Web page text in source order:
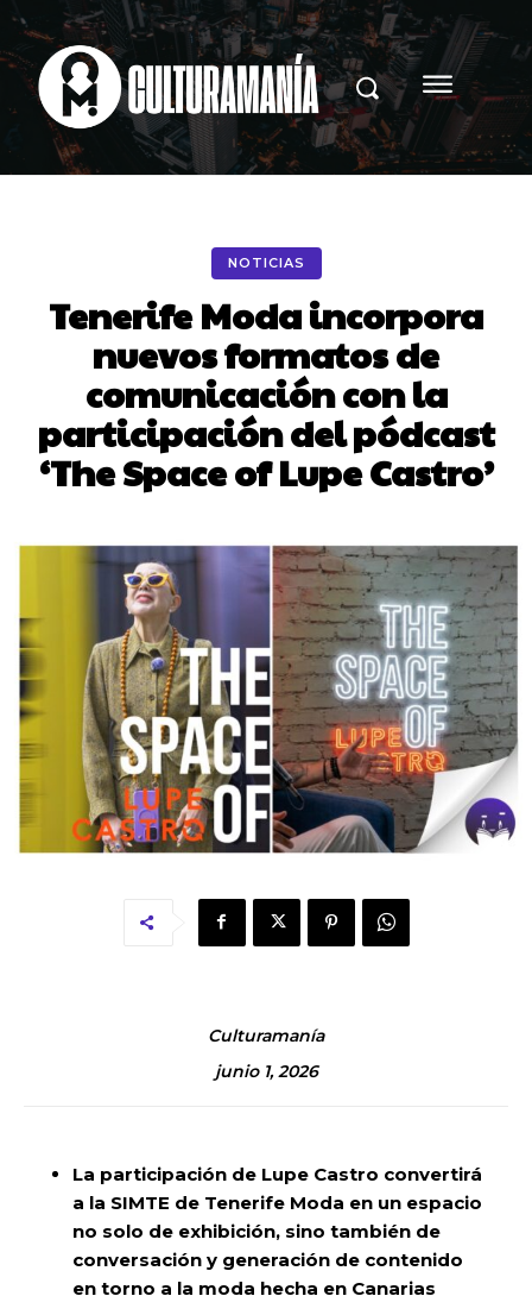
NOTICIAS
Tenerife Moda incorpora
nuevos formatos de
comunicación con la
participación del pódcast
‘The Space of Lupe Castro’
Culturamanía
junio 1, 2026
La participación de Lupe Castro convertirá
a la SIMTE de Tenerife Moda en un espacio
no solo de exhibición, sino también de
conversación y generación de contenido
en torno a la moda hecha en Canarias